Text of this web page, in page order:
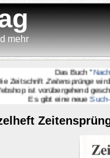
mehr
Das Buch "Nachruf
Zeitensprüngewird
ist vorübergehend
Es gibt eine neueSuch-